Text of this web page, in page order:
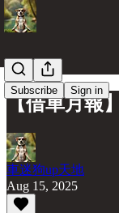
Subscribe Sign in
【借車月報
車迷狗up天地
Aug 15, 2025